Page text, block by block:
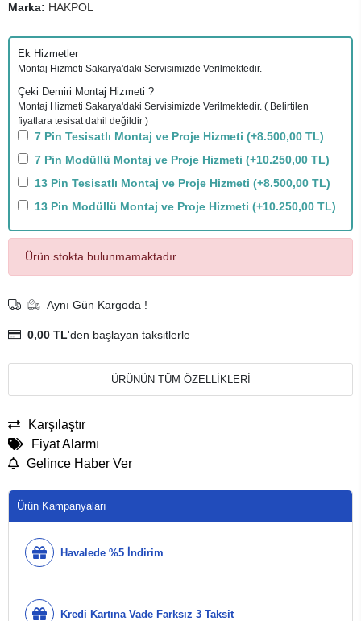
Marka: HAKPOL
Ek Hizmetler
Montaj Hizmeti Sakarya'daki Servisimizde Verilmektedir.
Çeki Demiri Montaj Hizmeti ?
Montaj Hizmeti Sakarya'daki Servisimizde Verilmektedir. ( Belirtilen
fiyatlara tesisat dahil değildir )
7 Pin Tesisatlı Montaj ve Proje Hizmeti (+8.500,00 TL)
7 Pin Modüllü Montaj ve Proje Hizmeti (+10.250,00 TL)
13 Pin Tesisatlı Montaj ve Proje Hizmeti (+8.500,00 TL)
13 Pin Modüllü Montaj ve Proje Hizmeti (+10.250,00 TL)
Ürün stokta bulunmamaktadır.
Aynı Gün Kargoda !
0,00 TL'den başlayan taksitlerle
ÜRÜNÜN TÜM ÖZELLİKLERİ
Karşılaştır
Fiyat Alarmı
Gelince Haber Ver
Ürün Kampanyaları
Havalede %5 İndirim
Kredi Kartına Vade Farksız 3 Taksit